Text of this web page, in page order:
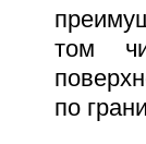
том
по